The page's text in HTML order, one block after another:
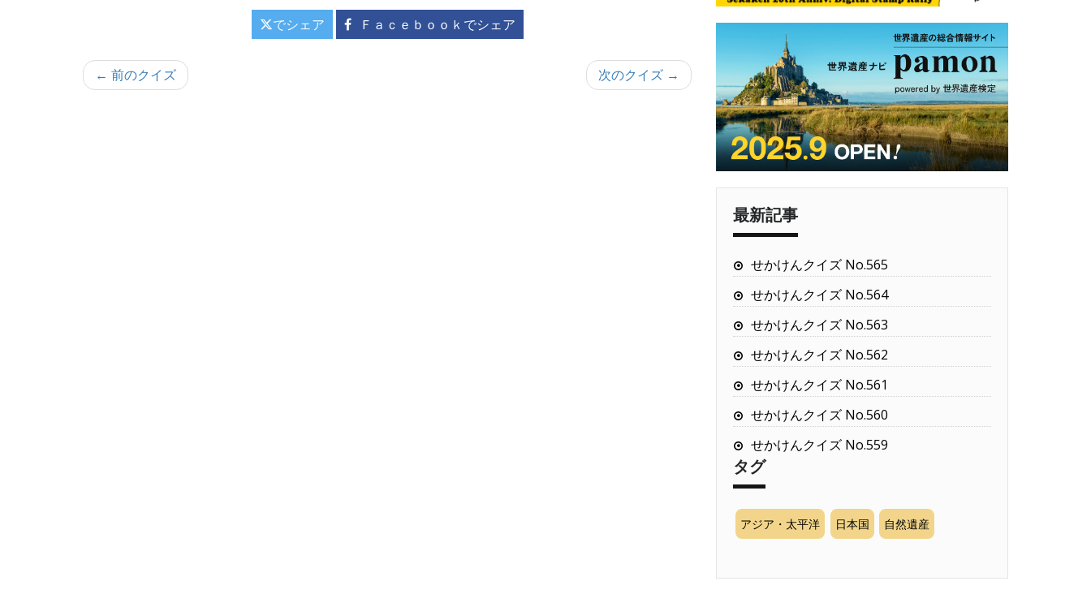
でシェア Ｆａｃｅｂｏｏｋでシェア
投← 前のクイズ 次のクイズ →
最新記事
せかけんクイズ No.565
せかけんクイズ No.564
せかけんクイズ No.563
せかけんクイズ No.562
せかけんクイズ No.561
せかけんクイズ No.560
せかけんクイズ No.559
タグ
アジア・太平洋 日本国 自然遺産